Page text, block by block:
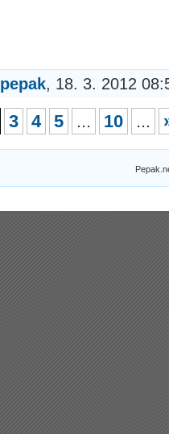
pepak, 18. 3. 2012
3 4 5 ... 10 ...